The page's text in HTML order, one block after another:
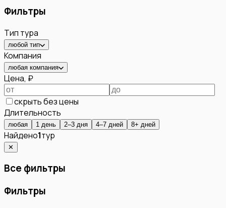
Фильтры
Тип тура
любой тип
Компания
любая компания
Цена, ₽
скрыть без цены
Длительность
любая 1 день 2–3 дня 4–7 дней 8+ дней
Найдено1тур
✕
Все фильтры
Фильтры